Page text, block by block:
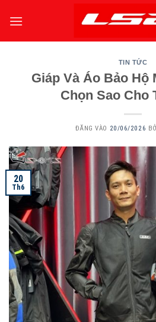
qua
TIN TỨC
Giáp Và Áo Bảo Hộ
Chọn Sao Cho
ĐĂNG VÀO 20/06/2026
20
Th6